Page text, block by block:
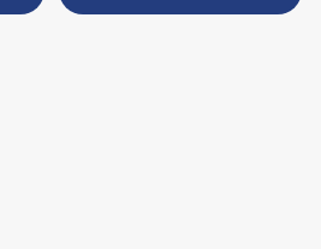
Pays Basque >